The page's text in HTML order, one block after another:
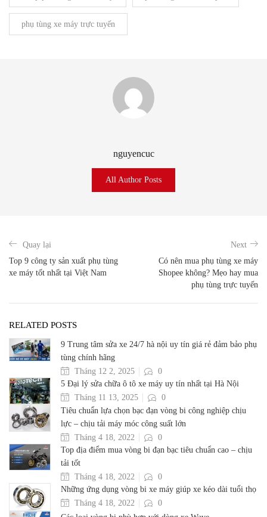
phụ tùng xe máy trực tuyến
nguyencuc
All Author Posts
Quay lại
Top 9 công ty sản xuất phụ tùng
xe máy tốt nhất tại Việt Nam
Next
Có nên mua phụ tùng xe máy
Shopee không? Mẹo hay mua
phụ tùng trực tuyến
RELATED POSTS
9 Trung tâm sửa xe 24/7 hà nội uy tín giá rẻ đảm bảo phụ
tùng chính hãng
Tháng 12 2, 2025
0
5 Đại lý sửa chữa ô tô xe máy uy tín nhất tại Hà Nội
Tháng 11 13, 2025
0
Tiêu chuẩn lựa chọn bạc đạn vòng bi công nghiệp chịu
lực – chịu tải máy móc công suất lớn
Tháng 4 18, 2022
0
Top địa điểm mua vòng bi đạn bạc tiêu chuẩn cao – chịu
tải tốt
Tháng 4 18, 2022
0
Những ứng dụng vòng bi xe máy giúp xe kéo dài tuổi thọ
Tháng 4 18, 2022
0